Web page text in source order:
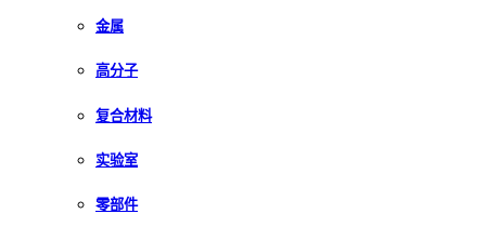
金属
高分子
复合材料
实验室
零部件